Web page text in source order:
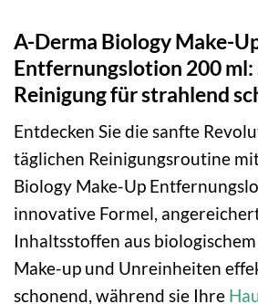
A-Derma Biology Make-
Entfernungslotion 200 ml:
Reinigung für strahlend
Entdecken Sie die sanfte
täglichen Reinigungsroutine
Biology Make-Up
innovative Formel,
Inhaltsstoffen aus
Make-up und Unreinheiten
schonend, während sie Ihre